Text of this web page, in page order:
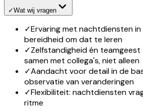
✓Wat wij vragen
✓Ervaring met nachtdiensten
bereidheid om dat te leren
✓Zelfstandigheid én
samen met collega's, niet alleen
✓Aandacht voor detail in de
observatie van veranderingen
✓Flexibiliteit: nachtdiensten
ritme